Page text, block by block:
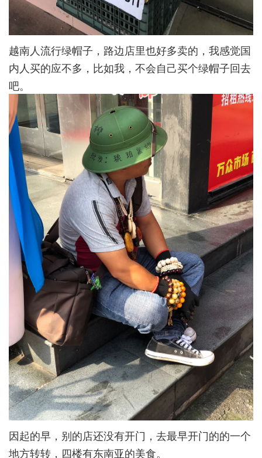
越南人流行绿帽子，路边店里也好多卖的，我感觉国
内人买的应不多，比如我，不会自己买个绿帽子回去
吧。
因起的早，别的店还没有开门，去最早开门的的一个
地方转转，四楼有东南亚的美食。